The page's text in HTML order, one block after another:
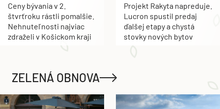
Ceny bývania v 2.
štvrťroku rástli pomalšie.
Nehnuteľnosti najviac
zdraželi v Košickom kraji
Projekt Rakyta napreduje.
Lucron spustil predaj
ďalšej etapy a chystá
stovky nových bytov
ZELENÁ OBNOVA